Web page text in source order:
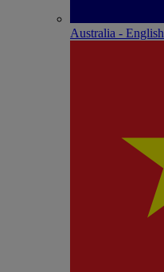
Australia - English